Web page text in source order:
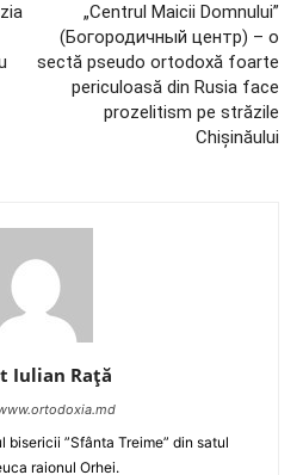
„Centrul Maicii Domnului”
(Богородичный центр) – o
sectă pseudo ortodoxă foarte
periculoasă din Rusia face
prozelitism pe străzile
Chișinăului
Iulian Raţă
bisericii ”Sfânta Treime” din satul
raionul Orhei.